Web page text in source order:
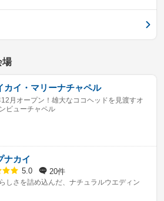
場
カイ・マリーナチャペル
月オープン！雄大なココヘッドを見渡すオ
ビューチャペル
ナカイ
5.0 20件
しさを詰め込んだ、ナチュラルウエディン